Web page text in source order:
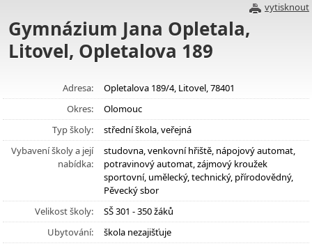
vytisknout
Gymnázium Jana Opletala,
Litovel, Opletalova 189
Adresa:
Opletalova 189/4, Litovel, 78401
Okres:
Olomouc
Typ školy:
střední škola, veřejná
Vybavení školy a její
nabídka:
studovna, venkovní hřiště, nápojový automat,
potravinový automat, zájmový kroužek
sportovní, umělecký, technický, přírodovědný,
Pěvecký sbor
Velikost školy:
SŠ 301 - 350 žáků
Ubytování:
škola nezajišťuje